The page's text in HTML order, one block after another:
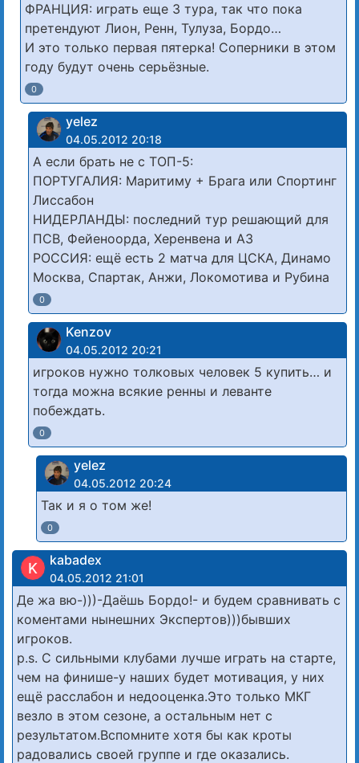
ФРАНЦИЯ: играть еще 3 тура, так что пока
претендуют Лион, Ренн, Тулуза, Бордо…
И это только первая пятерка! Соперники в этом
году будут очень серьёзные.
0
yelez
04.05.2012 20:18
А если брать не с ТОП-5:
ПОРТУГАЛИЯ: Маритиму + Брага или Спортинг
Лиссабон
НИДЕРЛАНДЫ: последний тур решающий для
ПСВ, Фейеноорда, Херенвена и АЗ
РОССИЯ: ещё есть 2 матча для ЦСКА, Динамо
Москва, Спартак, Анжи, Локомотива и Рубина
0
Kenzov
04.05.2012 20:21
игроков нужно толковых человек 5 купить… и
тогда можна всякие ренны и леванте
побеждать.
0
yelez
04.05.2012 20:24
Так и я о том же!
0
K kabadex
04.05.2012 21:01
Де жа вю-)))-Даёшь Бордо!- и будем сравнивать с
коментами нынешних Экспертов)))бывших
игроков.
p.s. С сильными клубами лучше играть на старте,
чем на финише-у наших будет мотивация, у них
ещё расслабон и недооценка.Это только МКГ
везло в этом сезоне, а остальным нет с
результатом.Вспомните хотя бы как кроты
радовались своей группе и где оказались.